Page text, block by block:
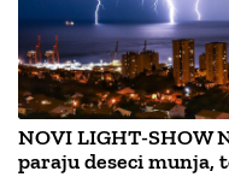
NOVI LIGHT-SHOW
paraju deseci munja,